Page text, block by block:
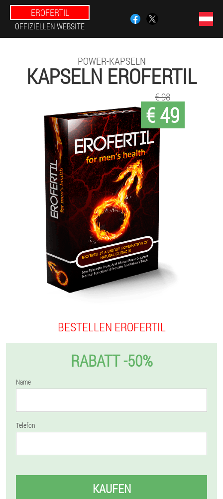
EROFERTIL
OFFIZIELLEN WEBSITE
POWER-KAPSELN
KAPSELN EROFERTIL
€ 49
€ 98
BESTELLEN EROFERTIL
RABATT -50%
Name
Telefon
KAUFEN